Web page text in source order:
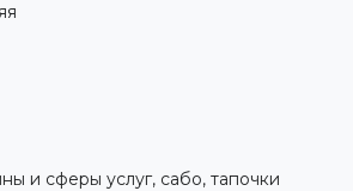
и сферы услуг, сабо, тапочки